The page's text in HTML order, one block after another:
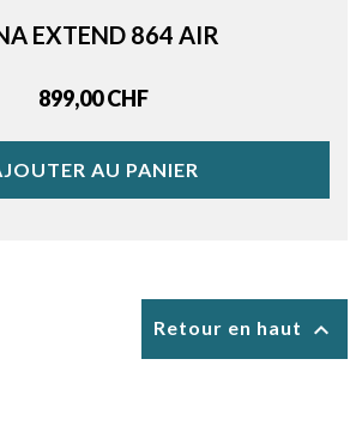
EXTEND 864 AIR
Price
899,00 CHF
AU PANIER
Retour en haut 